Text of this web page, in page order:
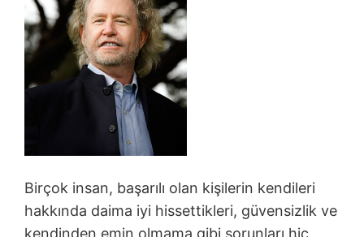
Birçok insan, başarılı olan kişilerin kendileri
hakkında daima iyi hissettikleri, güvensizlik ve